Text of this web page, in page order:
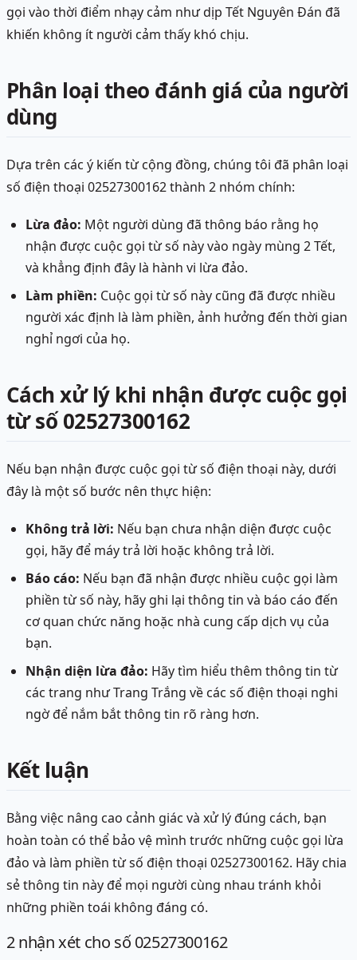
gọi vào thời điểm nhạy cảm như dịp Tết Nguyên Đán đã
khiến không ít người cảm thấy khó chịu.
Phân loại theo đánh giá của người
dùng
Dựa trên các ý kiến từ cộng đồng, chúng tôi đã phân loại
số điện thoại 02527300162 thành 2 nhóm chính:
Lừa đảo: Một người dùng đã thông báo rằng họ
nhận được cuộc gọi từ số này vào ngày mùng 2 Tết,
và khẳng định đây là hành vi lừa đảo.
Làm phiền: Cuộc gọi từ số này cũng đã được nhiều
người xác định là làm phiền, ảnh hưởng đến thời gian
nghỉ ngơi của họ.
Cách xử lý khi nhận được cuộc gọi
từ số 02527300162
Nếu bạn nhận được cuộc gọi từ số điện thoại này, dưới
đây là một số bước nên thực hiện:
Không trả lời: Nếu bạn chưa nhận diện được cuộc
gọi, hãy để máy trả lời hoặc không trả lời.
Báo cáo: Nếu bạn đã nhận được nhiều cuộc gọi làm
phiền từ số này, hãy ghi lại thông tin và báo cáo đến
cơ quan chức năng hoặc nhà cung cấp dịch vụ của
bạn.
Nhận diện lừa đảo: Hãy tìm hiểu thêm thông tin từ
các trang như Trang Trắng về các số điện thoại nghi
ngờ để nắm bắt thông tin rõ ràng hơn.
Kết luận
Bằng việc nâng cao cảnh giác và xử lý đúng cách, bạn
hoàn toàn có thể bảo vệ mình trước những cuộc gọi lừa
đảo và làm phiền từ số điện thoại 02527300162. Hãy chia
sẻ thông tin này để mọi người cùng nhau tránh khỏi
những phiền toái không đáng có.
2nhận xét cho số 02527300162